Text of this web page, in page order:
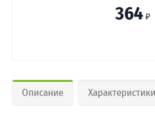
364 ₽
Описание Характеристики